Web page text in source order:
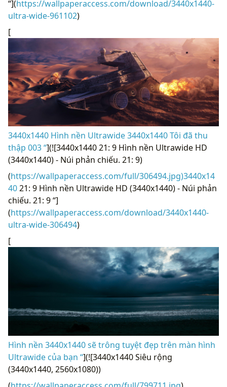
“](https://wallpaperaccess.com/download/3440x1440-
ultra-wide-961102)
[
3440x1440 Hình nền Ultrawide 3440x1440 Tôi đã thu
thập 003 “](![3440x1440 21: 9 Hình nền Ultrawide HD
(3440x1440) - Núi phản chiếu. 21: 9)
(https://wallpaperaccess.com/full/306494.jpg)3440x14
4021: 9 Hình nền Ultrawide HD (3440x1440) - Núi phản
chiếu. 21: 9 “]
(https://wallpaperaccess.com/download/3440x1440-
ultra-wide-306494)
[
Hình nền 3440x1440 sẽ trông tuyệt đẹp trên màn hình
Ultrawide của bạn “](![3440x1440 Siêu rộng
(3440x1440, 2560x1080))